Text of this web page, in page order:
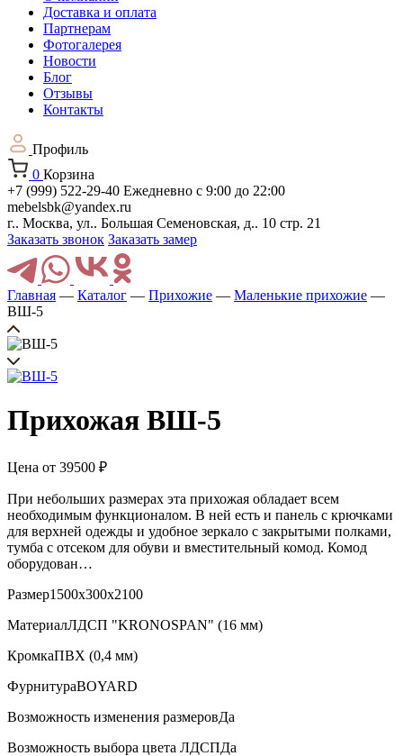
Доставка и оплата
Партнерам
Фотогалерея
Новости
Блог
Отзывы
Контакты
Профиль
0 Корзина
+7 (999) 522-29-40 Ежедневно с 9:00 до 22:00
mebelsbk@yandex.ru
г.. Москва, ул.. Большая Семеновская, д.. 10 стр. 21
Заказать звонок Заказать замер
Главная — Каталог — Прихожие — Маленькие прихожие —
ВШ-5
Прихожая ВШ-5
Цена от 39500 ₽
При небольших размерах эта прихожая обладает всем
необходимым функционалом. В ней есть и панель с крючками
для верхней одежды и удобное зеркало с закрытыми полками,
тумба с отсеком для обуви и вместительный комод. Комод
оборудован…
Размер1500х300х2100
МатериалЛДСП "KRONOSPAN" (16 мм)
КромкаПВХ (0,4 мм)
ФурнитураBOYARD
Возможность изменения размеровДа
Возможность выбора цвета ЛДСПДа